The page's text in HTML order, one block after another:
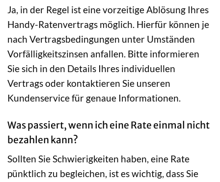
Ja, in der Regel ist eine vorzeitige Ablösung Ihres
Handy-Ratenvertrags möglich. Hierfür können je
nach Vertragsbedingungen unter Umständen
Vorfälligkeitszinsen anfallen. Bitte informieren
Sie sich in den Details Ihres individuellen
Vertrags oder kontaktieren Sie unseren
Kundenservice für genaue Informationen.
Was passiert, wenn ich eine Rate einmal nicht
bezahlen kann?
Sollten Sie Schwierigkeiten haben, eine Rate
pünktlich zu begleichen, ist es wichtig, dass Sie